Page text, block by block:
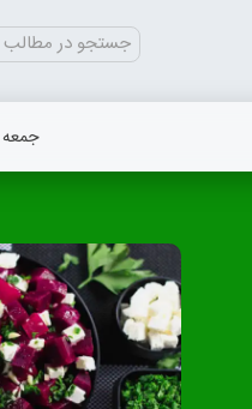
برای:
جمعه ۱۴۰۵/۰۵/۱۶